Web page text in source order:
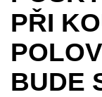
PŘI
BUDE